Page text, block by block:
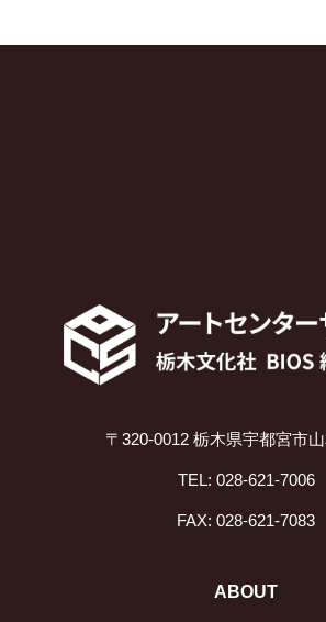
〒320-0012 栃木県宇都宮市
TEL: 028-621-7006
FAX: 028-621-7083
ABOUT